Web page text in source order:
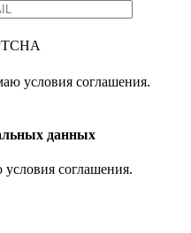
условия соглашения.
данных
соглашения.